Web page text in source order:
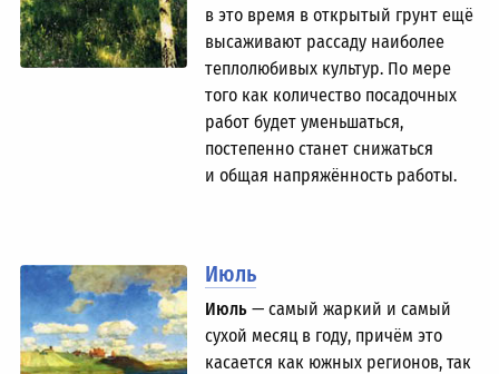
в это время в открытый грунт ещё
высаживают рассаду наиболее
теплолюбивых культур. По мере
того как количество посадочных
работ будет уменьшаться,
постепенно станет снижаться
и общая напряжённость работы.
Июль
Июль — самый жаркий и самый
сухой месяц в году, причём это
касается как южных регионов, так